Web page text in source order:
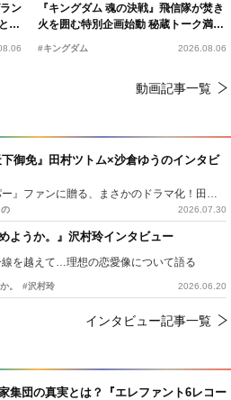
集団の真実とは？『エレファント6レコー
ン
同
『キングダム 魂の決戦』飛信隊が焚き
火を囲む特別企画始動 秘蔵トーク満載
の“キングダムキャンプ”開催
#キングダム 2026.08.06
動画記事一覧
下御免』田村ツトム×沙倉ゆうのインタビ
『侍タイムスリッパー』ファンに贈る、まさかのドラマ化！田村ツトム×沙倉ゆうのが語る『心配無用ノ介』撮影秘話
2026.07.30
ようか。』沢村玲インタビュー
を越えて…理想の恋愛像について語る
。 #沢村玲 2026.06.20
インタビュー記事一覧